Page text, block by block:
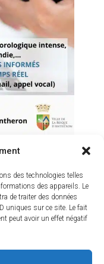
des technologies telles
des appareils. Le
de traiter des données
uniques sur ce site. Le fait
peut avoir un effet négatif
pour
communale.
joindre Madame
de l'Oustaou
le département qui
accueillir les
aidants, de repérer
ou d’isolement et
les liens avec